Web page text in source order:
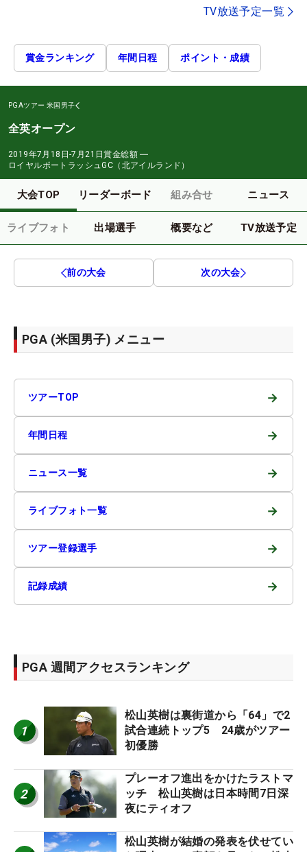
TV放送予定一覧
賞金ランキング 年間日程 ポイント・成績
PGAツアー 米国男子
全英オープン
2019年7月18日-7月21日賞金総額 ―
ロイヤルポートラッシュGC（北アイルランド）
大会TOP リーダーボード 組み合せ ニュース
ライブフォト 出場選手 概要など TV放送予定
前の大会 次の大会
PGA (米国男子) メニュー
ツアーTOP →
年間日程 →
ニュース一覧 →
ライブフォト一覧 →
ツアー登録選手 →
記録成績 →
PGA 週間アクセスランキング
1
松山英樹は裏街道から「64」で2
試合連続トップ5 24歳がツアー
初優勝
2
プレーオフ進出をかけたラストマ
ッチ 松山英樹は日本時間7日深
夜にティオフ
松山英樹が結婚の発表を伏せてい